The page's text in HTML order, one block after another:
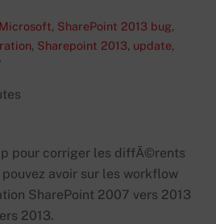
Microsoft, SharePoint 2013 bug,
, Sharepoint 2013, update,
pour corriger les diffÃ©rents
avoir sur les workflow
SharePoint 2007 vers 2013
2013.